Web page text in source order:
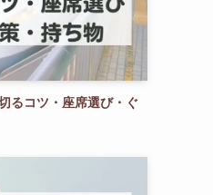
るコツ・座席選び・ぐ